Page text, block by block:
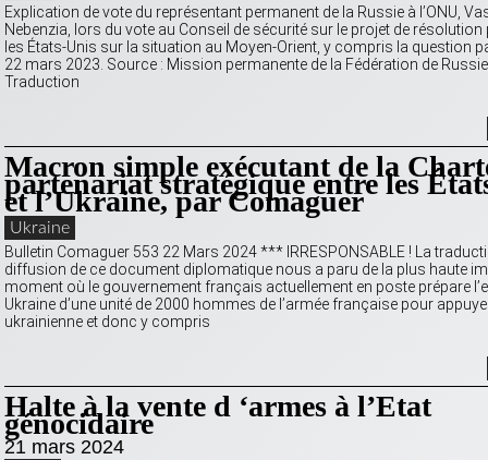
Explication de vote du représentant permanent de la Russie à l’ONU,
Nebenzia, lors du vote au Conseil de sécurité sur le projet de
les États-Unis sur la situation au Moyen-Orient, y compris la question
22 mars 2023. Source : Mission permanente de la Fédération de Russie
Traduction
Macron simple exécutant de la
partenariat stratégique entre les
et l’Ukraine, par Comaguer
Ukraine
Bulletin Comaguer 553 22 Mars 2024 *** IRRESPONSABLE ! La
diffusion de ce document diplomatique nous a paru de la plus haute
moment où le gouvernement français actuellement en poste prépare
Ukraine d’une unité de 2000 hommes de l’armée française pour
ukrainienne et donc y compris
Halte à la vente d ‘armes à l’Etat
génocidaire
21 mars 2024